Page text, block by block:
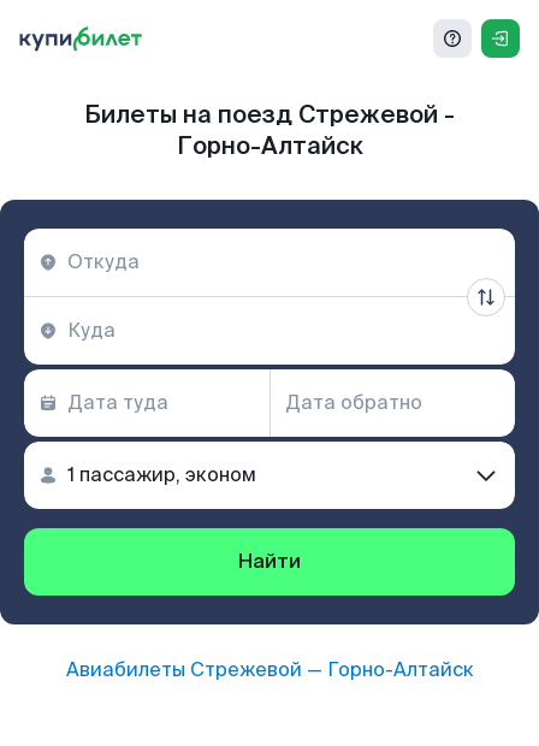
Билеты на поезд Стрежевой -
Горно-Алтайск
Найти
Авиабилеты Стрежевой — Горно-Алтайск